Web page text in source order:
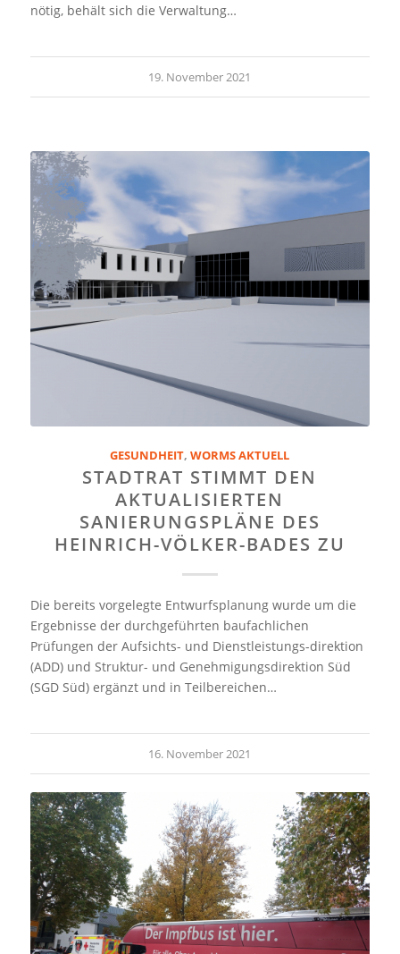
nötig, behält sich die Verwaltung…
19. November 2021
GESUNDHEIT,WORMS AKTUELL
STADTRAT STIMMT DEN
AKTUALISIERTEN
SANIERUNGSPLÄNE DES
HEINRICH-VÖLKER-BADES ZU
Die bereits vorgelegte Entwurfsplanung wurde um die
Ergebnisse der durchgeführten baufachlichen
Prüfungen der Aufsichts- und Dienstleistungs-direktion
(ADD) und Struktur- und Genehmigungsdirektion Süd
(SGD Süd) ergänzt und in Teilbereichen…
16. November 2021